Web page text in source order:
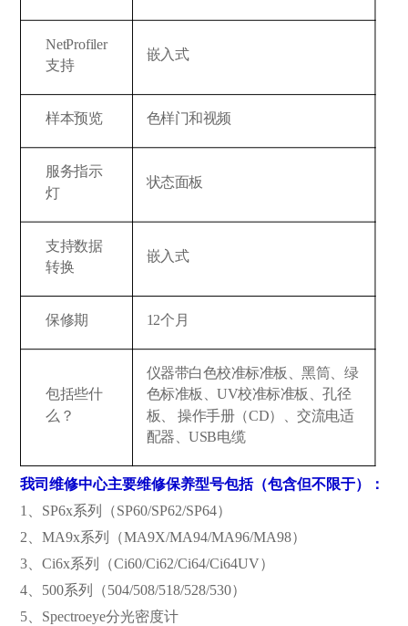
NetProfiler
支持
嵌入式
样本预览 色样门和视频
服务指示
灯
状态面板
支持数据
转换
嵌入式
保修期 12个月
包括些什
么？
仪器带白色校准标准板、黑筒、绿
色标准板、UV校准标准板、孔径
板、 操作手册（CD）、交流电适
配器、USB电缆
我司维修中心主要维修保养型号包括（包含但不限于）：
1、SP6x系列（SP60/SP62/SP64）
2、MA9x系列（MA9X/MA94/MA96/MA98）
3、Ci6x系列（Ci60/Ci62/Ci64/Ci64UV）
4、500系列（504/508/518/528/530）
5、Spectroeye分光密度计